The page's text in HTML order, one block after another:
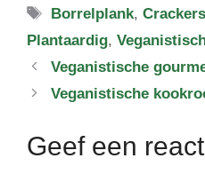
Tags
Borrelplank,Crackers
Plantaardig,
Veganistische
Veganistische
Geef een